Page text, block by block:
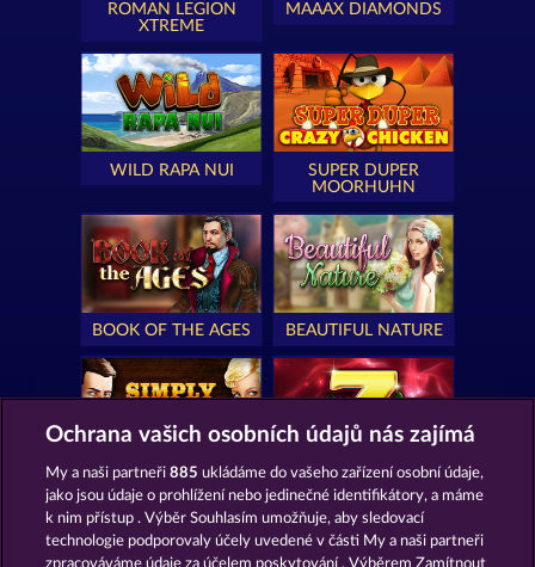
ROMAN LEGION
XTREME
MAAAX DIAMONDS
WILD RAPA NUI
SUPER DUPER
MOORHUHN
BOOK OF THE AGES BEAUTIFUL NATURE
SIMPLY THE BEST ROYAL SEVEN
Ochrana vašich osobních údajů nás zajímá
My a naši partneři885 ukládáme do vašeho zařízení osobní údaje,
jako jsou údaje o prohlížení nebo jedinečné identifikátory, a máme
k nim přístup . Výběr Souhlasím umožňuje, aby sledovací
technologie podporovaly účely uvedené v části My a naši partneři